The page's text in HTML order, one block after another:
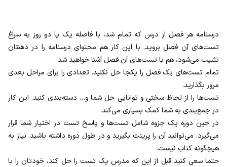
درسنامه هر فصل از درس که تمام شد، با فاصله یک یا دو روز به سراغ
تست‌های آن فصل بروید. با این کار هم محتوای درسنامه را در ذهنتان
تثبیت می‌شود، هم با تست‌های آن فصل آشنا خواهید شد.
تمام تست‌های یک فصل را یکجا حل نکنید. تعدادی را برای مراحل بعدی
مرور بگذارید.
تست‌ها را از لحاظ سختی و توانایی حل شما و… دسته‌بندی کنید. این کار
در جمع‌بندی به شما کمک بسیاری می‌کند.
در حین دوره یک جزوه شامل تست‌ها و پاسخ تست در اختیار شما قرار
می‌گیرد. می‌توانید آن را پرینت بگیرید و در طول دوره داشته باشید. نیاز به
هیچگونه کتاب نیست.
حتما سعی کنید قبل از این که مدرس یک تست‌ را حل کند، خودتان را با